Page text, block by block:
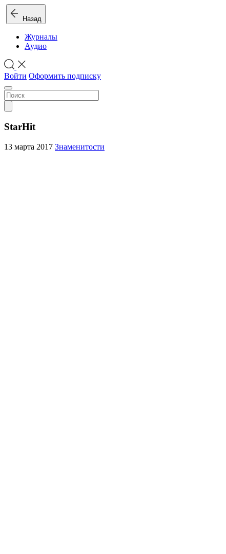
Назад
Журналы
Аудио
Войти Оформить подписку
StarHit
13 марта 2017 Знаменитости